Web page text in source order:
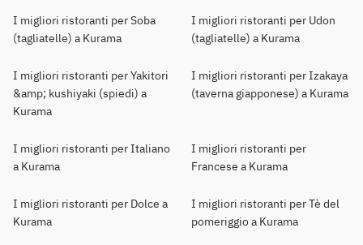
I migliori ristoranti per Soba
(tagliatelle) a Kurama
I migliori ristoranti per Udon
(tagliatelle) a Kurama
I migliori ristoranti per Yakitori
&amp; kushiyaki (spiedi) a
Kurama
I migliori ristoranti per Izakaya
(taverna giapponese) a Kurama
I migliori ristoranti per Italiano
a Kurama
I migliori ristoranti per
Francese a Kurama
I migliori ristoranti per Dolce a
Kurama
I migliori ristoranti per Tè del
pomeriggio a Kurama